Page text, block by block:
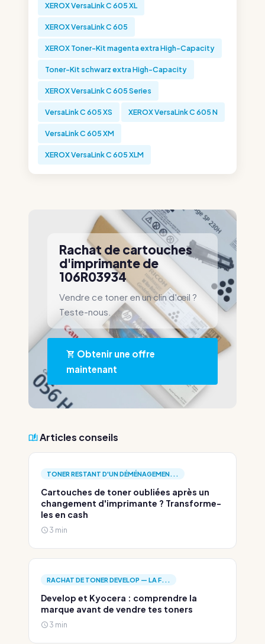
XEROX VersaLink C 605 XL
XEROX VersaLink C 605
XEROX Toner-Kit magenta extra High-Capacity
Toner-Kit schwarz extra High-Capacity
XEROX VersaLink C 605 Series
VersaLink C 605 XS XEROX VersaLink C 605 N
VersaLink C 605 XM
XEROX VersaLink C 605 XLM
Rachat de cartouches
d'imprimante de
106R03934
Vendre ce toner en un clin d'œil ?
Teste-nous.
Obtenir une offre
maintenant
Articles conseils
TONER RESTANT D'UN DÉMÉNAGEMEN...
Cartouches de toner oubliées après un
changement d'imprimante ? Transforme-
les en cash
3 min
RACHAT DE TONER DEVELOP — LA F...
Develop et Kyocera : comprendre la
marque avant de vendre tes toners
3 min